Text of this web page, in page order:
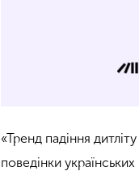
«Тренд падіння
поведінки